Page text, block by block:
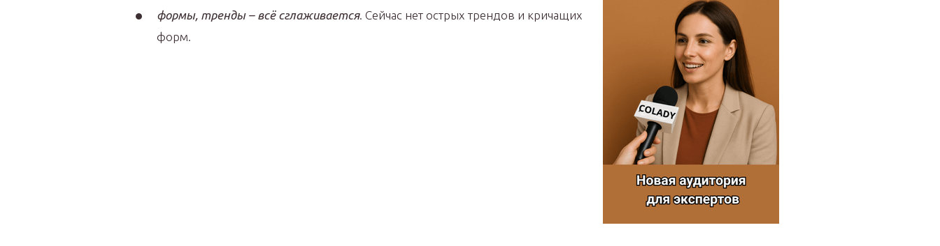
формы, тренды – всё сглаживается. Сейчас нет острых трендов и кричащих
форм.